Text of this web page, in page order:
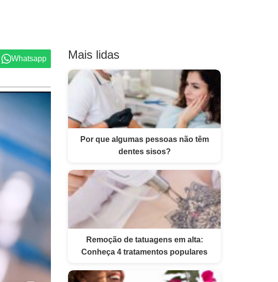
Whatsapp Mais lidas
Por que algumas pessoas não têm
dentes sisos?
Remoção de tatuagens em alta:
Conheça 4 tratamentos populares